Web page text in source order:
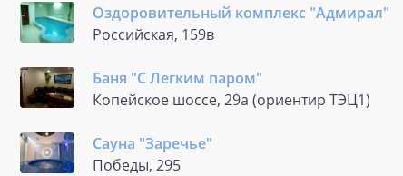
Оздоровительный комплекс "Адмирал"
Российская, 159в
Баня "С Легким паром"
Копейское шоссе, 29а (ориентир ТЭЦ1)
Сауна "Заречье"
Победы, 295